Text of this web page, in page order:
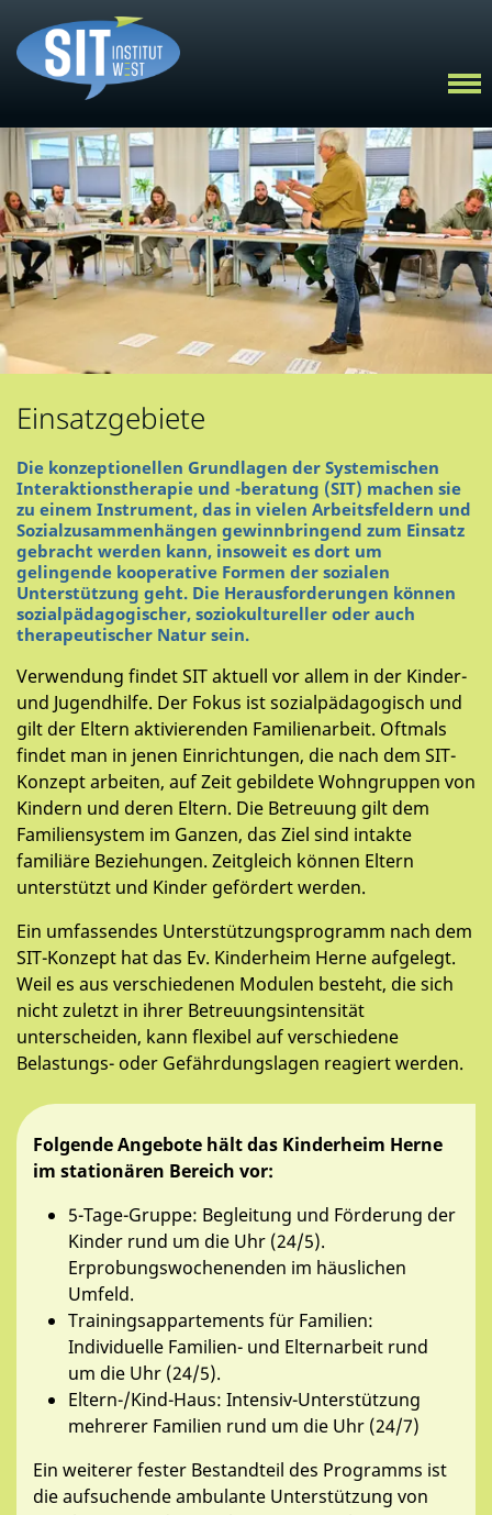
Einsatzgebiete
Die konzeptionellen Grundlagen der Systemischen
Interaktionstherapie und -beratung (SIT) machen sie
zu einem Instrument, das in vielen Arbeitsfeldern und
Sozialzusammenhängen gewinnbringend zum Einsatz
gebracht werden kann, insoweit es dort um
gelingende kooperative Formen der sozialen
Unterstützung geht. Die Herausforderungen können
sozialpädagogischer, soziokultureller oder auch
therapeutischer Natur sein.
Verwendung findet SIT aktuell vor allem in der Kinder-
und Jugendhilfe. Der Fokus ist sozialpädagogisch und
gilt der Eltern aktivierenden Familienarbeit. Oftmals
findet man in jenen Einrichtungen, die nach dem SIT-
Konzept arbeiten, auf Zeit gebildete Wohngruppen von
Kindern und deren Eltern. Die Betreuung gilt dem
Familiensystem im Ganzen, das Ziel sind intakte
familiäre Beziehungen. Zeitgleich können Eltern
unterstützt und Kinder gefördert werden.
Ein umfassendes Unterstützungsprogramm nach dem
SIT-Konzept hat das Ev. Kinderheim Herne aufgelegt.
Weil es aus verschiedenen Modulen besteht, die sich
nicht zuletzt in ihrer Betreuungsintensität
unterscheiden, kann flexibel auf verschiedene
Belastungs- oder Gefährdungslagen reagiert werden.
Folgende Angebote hält das Kinderheim Herne
im stationären Bereich vor:
5-Tage-Gruppe: Begleitung und Förderung der
Kinder rund um die Uhr (24/5).
Erprobungswochenenden im häuslichen
Umfeld.
Trainingsappartements für Familien:
Individuelle Familien- und Elternarbeit rund
um die Uhr (24/5).
Eltern-/Kind-Haus: Intensiv-Unterstützung
mehrerer Familien rund um die Uhr (24/7)
Ein weiterer fester Bestandteil des Programms ist
die aufsuchende ambulante Unterstützung von